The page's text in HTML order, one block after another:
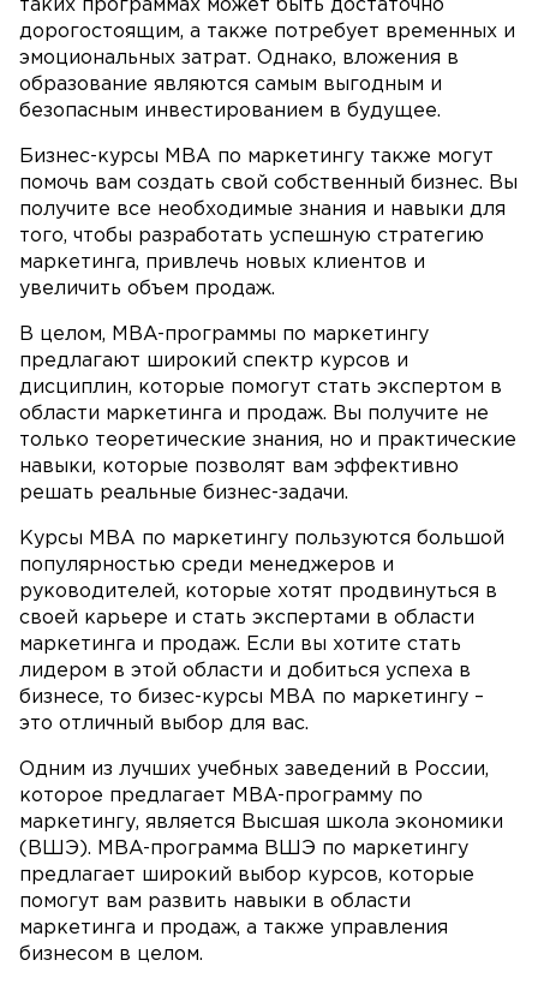
таких программах может быть достаточно
дорогостоящим, а также потребует временных и
эмоциональных затрат. Однако, вложения в
образование являются самым выгодным и
безопасным инвестированием в будущее.
Бизнес-курсы MBA по маркетингу также могут
помочь вам создать свой собственный бизнес. Вы
получите все необходимые знания и навыки для
того, чтобы разработать успешную стратегию
маркетинга, привлечь новых клиентов и
увеличить объем продаж.
В целом, MBA-программы по маркетингу
предлагают широкий спектр курсов и
дисциплин, которые помогут стать экспертом в
области маркетинга и продаж. Вы получите не
только теоретические знания, но и практические
навыки, которые позволят вам эффективно
решать реальные бизнес-задачи.
Курсы MBA по маркетингу пользуются большой
популярностью среди менеджеров и
руководителей, которые хотят продвинуться в
своей карьере и стать экспертами в области
маркетинга и продаж. Если вы хотите стать
лидером в этой области и добиться успеха в
бизнесе, то бизес-курсы MBA по маркетингу –
это отличный выбор для вас.
Одним из лучших учебных заведений в России,
которое предлагает MBA-программу по
маркетингу, является Высшая школа экономики
(ВШЭ). MBA-программа ВШЭ по маркетингу
предлагает широкий выбор курсов, которые
помогут вам развить навыки в области
маркетинга и продаж, а также управления
бизнесом в целом.